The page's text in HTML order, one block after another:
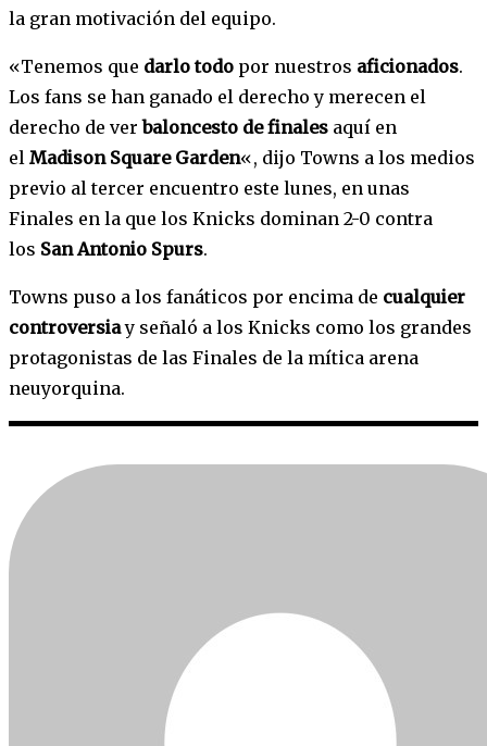
la gran motivación del equipo.
«Tenemos que darlo todo por nuestros aficionados.
Los fans se han ganado el derecho y merecen el
derecho de verbaloncesto de finales aquí en
el Madison Square Garden«, dijo Towns a los medios
previo al tercer encuentro este lunes, en unas
Finales en la que los Knicks dominan 2-0 contra
los San Antonio Spurs.
Towns puso a los fanáticos por encima de cualquier
controversiay señaló a los Knicks como los grandes
protagonistas de las Finales de la mítica arena
neuyorquina.